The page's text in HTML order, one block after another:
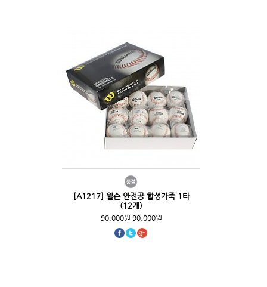
[A1217] 윌슨 안전공 합성가죽 1타
(12개)
90,000원90,000원